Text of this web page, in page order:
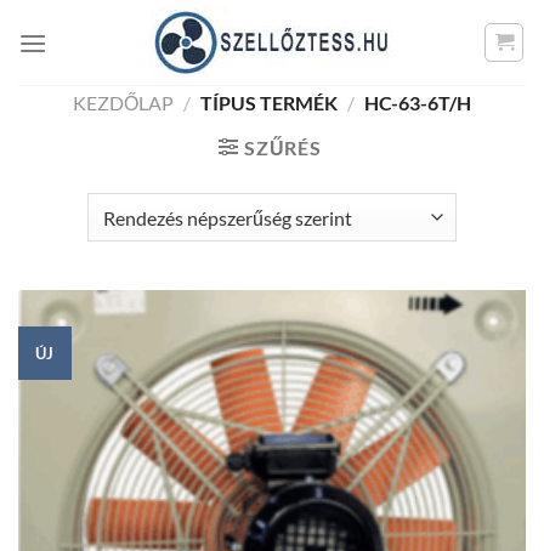
KEZDŐLAP / TÍPUS TERMÉK / HC-63-6T/H
SZŰRÉS
ÚJ